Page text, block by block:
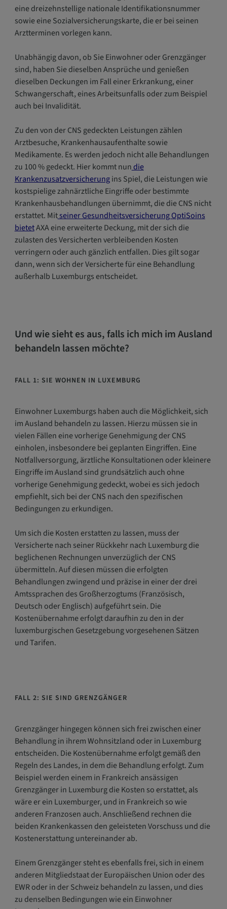
eine dreizehnstellige nationale Identifikationsnummer
sowie eine Sozialversicherungskarte, die er bei seinen
Arztterminen vorlegen kann.
Unabhängig davon, ob Sie Einwohner oder Grenzgänger
sind, haben Sie dieselben Ansprüche und genießen
dieselben Deckungen im Fall einer Erkrankung, einer
Schwangerschaft, eines Arbeitsunfalls oder zum Beispiel
auch bei Invalidität.
Zu den von der CNS gedeckten Leistungen zählen
Arztbesuche, Krankenhausaufenthalte sowie
Medikamente. Es werden jedoch nicht alle Behandlungen
zu 100 % gedeckt. Hier kommt nundie
Krankenzusatzversicherungins Spiel, die Leistungen wie
kostspielige zahnärztliche Eingriffe oder bestimmte
Krankenhausbehandlungen übernimmt, die die CNS nicht
erstattet. Mitseiner Gesundheitsversicherung OptiSoins
bietetAXA eine erweiterte Deckung, mit der sich die
zulasten des Versicherten verbleibenden Kosten
verringern oder auch gänzlich entfallen. Dies gilt sogar
dann, wenn sich der Versicherte für eine Behandlung
außerhalb Luxemburgs entscheidet.
Und wie sieht es aus, falls ich mich im Ausland
behandeln lassen möchte?
FALL 1: SIE WOHNEN IN LUXEMBURG
Einwohner Luxemburgs haben auch die Möglichkeit, sich
im Ausland behandeln zu lassen. Hierzu müssen sie in
vielen Fällen eine vorherige Genehmigung der CNS
einholen, insbesondere bei geplanten Eingriffen. Eine
Notfallversorgung, ärztliche Konsultationen oder kleinere
Eingriffe im Ausland sind grundsätzlich auch ohne
vorherige Genehmigung gedeckt, wobei es sich jedoch
empfiehlt, sich bei der CNS nach den spezifischen
Bedingungen zu erkundigen.
Um sich die Kosten erstatten zu lassen, muss der
Versicherte nach seiner Rückkehr nach Luxemburg die
beglichenen Rechnungen unverzüglich der CNS
übermitteln. Auf diesen müssen die erfolgten
Behandlungen zwingend und präzise in einer der drei
Amtssprachen des Großherzogtums (Französisch,
Deutsch oder Englisch) aufgeführt sein. Die
Kostenübernahme erfolgt daraufhin zu den in der
luxemburgischen Gesetzgebung vorgesehenen Sätzen
und Tarifen.
FALL 2: SIE SIND GRENZGÄNGER
Grenzgänger hingegen können sich frei zwischen einer
Behandlung in ihrem Wohnsitzland oder in Luxemburg
entscheiden. Die Kostenübernahme erfolgt gemäß den
Regeln des Landes, in dem die Behandlung erfolgt. Zum
Beispiel werden einem in Frankreich ansässigen
Grenzgänger in Luxemburg die Kosten so erstattet, als
wäre er ein Luxemburger, und in Frankreich so wie
anderen Franzosen auch. Anschließend rechnen die
beiden Krankenkassen den geleisteten Vorschuss und die
Kostenerstattung untereinander ab.
Einem Grenzgänger steht es ebenfalls frei, sich in einem
anderen Mitgliedstaat der Europäischen Union oder des
EWR oder in der Schweiz behandeln zu lassen, und dies
zu denselben Bedingungen wie ein Einwohner